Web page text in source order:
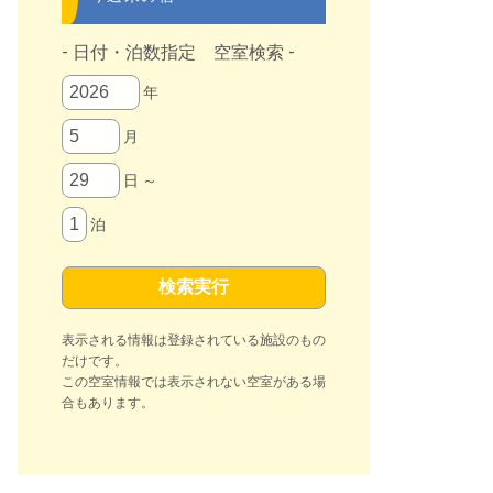
- 日付・泊数指定 空室検索 -
年
月
日 ～
泊
表示される情報は登録されている施設のもの
だけです。
この空室情報では表示されない空室がある場
合もあります。